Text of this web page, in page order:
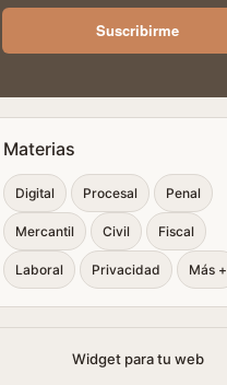
Suscribirme
Materias
Digital Procesal Penal
Mercantil Civil Fiscal
Laboral Privacidad Más +
Widget para tu web